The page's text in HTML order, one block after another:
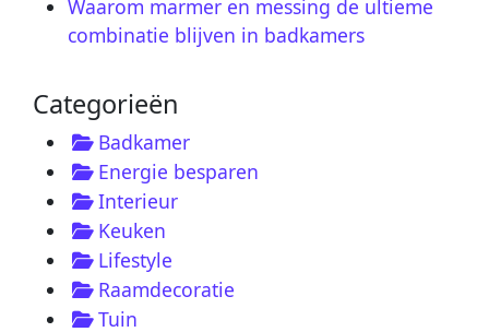
Waarom marmer en messing de ultieme
combinatie blijven in badkamers
Categorieën
Badkamer
Energie besparen
Interieur
Keuken
Lifestyle
Raamdecoratie
Tuin